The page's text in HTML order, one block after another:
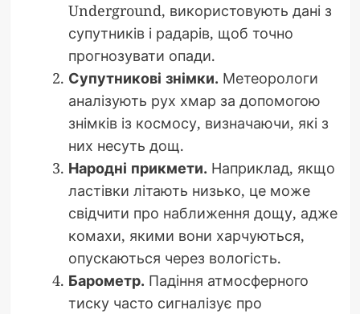
Underground, використовують дані з
супутників і радарів, щоб точно
прогнозувати опади.
Супутникові знімки. Метеорологи
аналізують рух хмар за допомогою
знімків із космосу, визначаючи, які з
них несуть дощ.
Народні прикмети. Наприклад, якщо
ластівки літають низько, це може
свідчити про наближення дощу, адже
комахи, якими вони харчуються,
опускаються через вологість.
Барометр. Падіння атмосферного
тиску часто сигналізує про